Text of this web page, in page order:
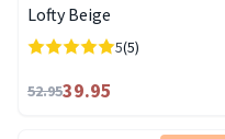
Lofty Beige
5(5)
52.9539.95